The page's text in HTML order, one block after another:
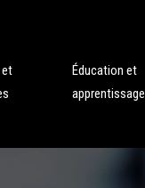
Éducation et
apprentissage